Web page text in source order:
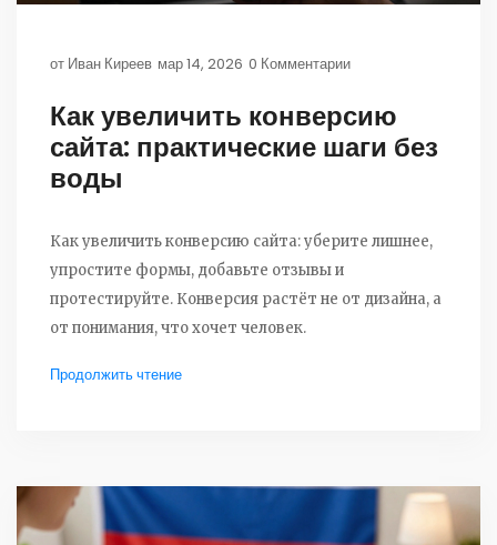
от Иван Киреев мар 14, 2026 0 Комментарии
Как увеличить конверсию
сайта: практические шаги без
воды
Как увеличить конверсию сайта: уберите лишнее,
упростите формы, добавьте отзывы и
протестируйте. Конверсия растёт не от дизайна, а
от понимания, что хочет человек.
Продолжить чтение